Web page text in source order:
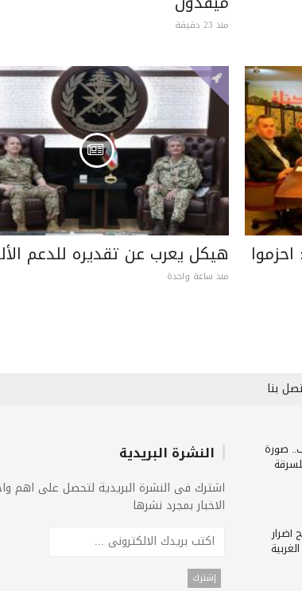
منذ 23 دقيقة
هيكل يعرب عن تقديره للدعم
منذ ساعة واحدة
بنا
صورة النشرة البريدية
اشترك فى النشرة البريدية لتحصل على اهم
الاخبار بمجرد نشرها